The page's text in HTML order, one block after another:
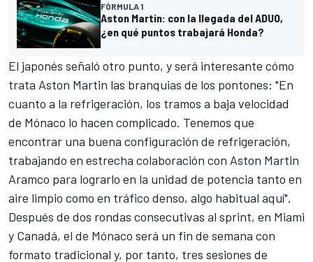
FÓRMULA 1
Aston Martin: con la llegada del ADUO,
¿en qué puntos trabajará Honda?
El japonés señaló otro punto, y será interesante cómo
trata Aston Martin las branquias de los pontones: "En
cuanto a la refrigeración, los tramos a baja velocidad
de Mónaco lo hacen complicado. Tenemos que
encontrar una buena configuración de refrigeración,
trabajando en estrecha colaboración con Aston Martin
Aramco para lograrlo en la unidad de potencia tanto en
aire limpio como en tráfico denso, algo habitual aquí".
Después de dos rondas consecutivas al sprint, en Miami
y Canadá, el de Mónaco será un fin de semana con
formato tradicional y, por tanto, tres sesiones de